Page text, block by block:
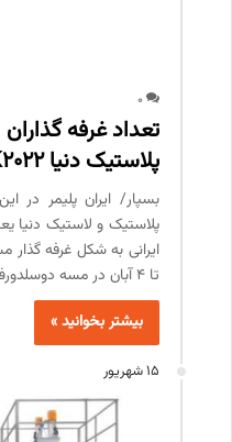
0
تعداد غرفه گذاران
پلاستیک دنیا K2022 به 14 شرکت رسید
بسپار/ ایران پلیمر در
تا 4 آبان در مسه دوسلدورف میزبان…
بیشتر بخوانید »
15 شهریور